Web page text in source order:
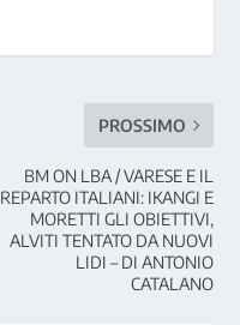
PROSSIMO
BM ON LBA / VARESE E IL
REPARTO ITALIANI: IKANGI E
MORETTI GLI OBIETTIVI,
ALVITI TENTATO DA NUOVI
LIDI – DI ANTONIO
CATALANO